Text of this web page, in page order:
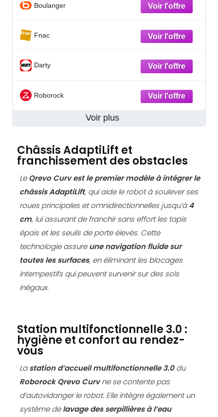
Boulanger
Fnac
Darty
Roborock
Voir plus
Châssis AdaptiLift et
franchissement des obstacles
LeQrevo Curv est le premier modèle à intégrer le
châssis AdaptiLift, qui aide le robot à soulever ses
roues principales et omnidirectionnelles jusqu’à4
cm, lui assurant de franchir sans effort les tapis
épais et les seuils de porte élevés. Cette
technologie assureune navigation fluide sur
toutes les surfaces, en éliminant les blocages
intempestifs qui peuvent survenir sur des sols
inégaux.
Station multifonctionnelle 3.0 :
hygiène et confort au rendez-
vous
Lastation d’accueil multifonctionnelle 3.0du
Roborock Qrevo Curvne se contente pas
d’autovidanger le robot. Elle intègre également un
système delavage des serpillières à l’eau